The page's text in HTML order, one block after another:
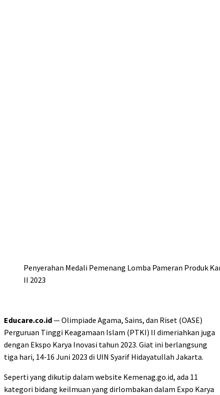
Penyerahan Medali Pemenang Lomba Pameran Produk
II 2023
Educare.co.id— Olimpiade Agama, Sains, dan Riset (OASE)
Perguruan Tinggi Keagamaan Islam (PTKI) II dimeriahkan juga
dengan Ekspo Karya Inovasi tahun 2023. Giat ini berlangsung
tiga hari, 14-16 Juni 2023 di UIN Syarif Hidayatullah Jakarta.
Seperti yang dikutip dalam website Kemenag.go.id, ada 11
kategori bidang keilmuan yang dirlombakan dalam Expo Karya